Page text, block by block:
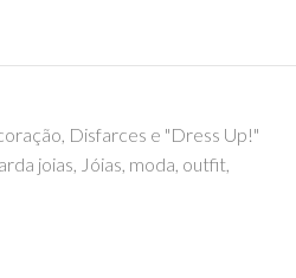
, Disfarces e "Dress Up!"
joias, Jóias, moda, outfit,